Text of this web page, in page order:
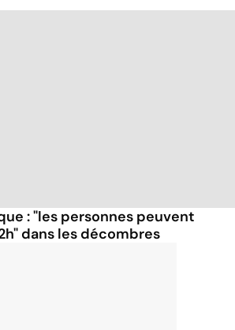
: "les personnes peuvent
dans les décombres